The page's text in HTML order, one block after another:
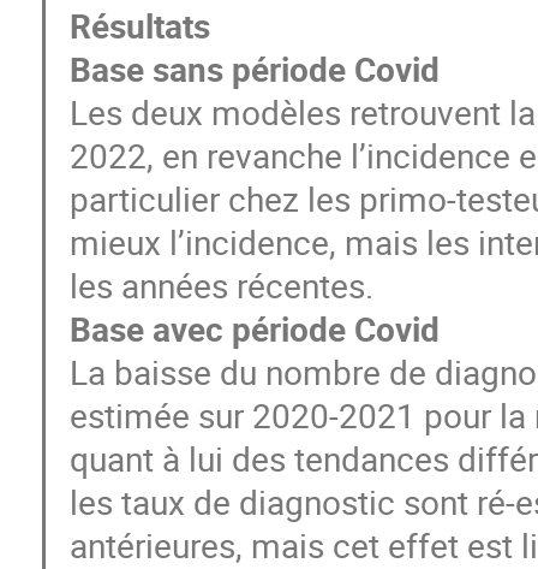
Résultats
Base sans période Covid
Les deux modèles retrouvent
2022, en revanche l’incidence
particulier chez les primo-
mieux l’incidence, mais les
les années récentes.
Base avec période Covid
La baisse du nombre de
estimée sur 2020-2021 pour la
quant à lui des tendances
les taux de diagnostic sont ré-
antérieures, mais cet effet est